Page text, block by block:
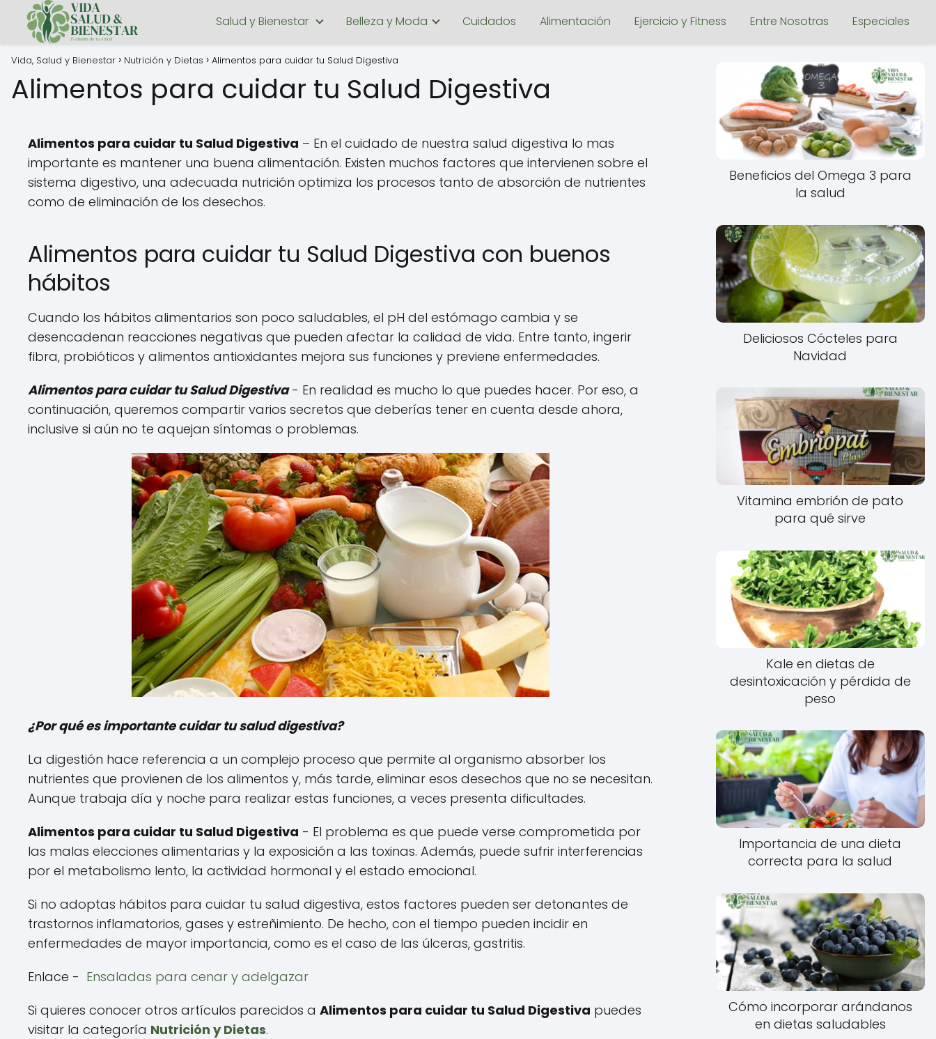
Salud y Bienestar Belleza y Moda Cuidados Alimentación Ejercicio y Fitness Entre Nosotras Especiales
Vida, Salud y Bienestar Nutrición y Dietas Alimentos para cuidar tu Salud Digestiva
Alimentos para cuidar tu Salud Digestiva
Alimentos para cuidar tu Salud Digestiva – En el cuidado de nuestra salud digestiva lo mas
importante es mantener una buena alimentación. Existen muchos factores que intervienen sobre el
sistema digestivo, una adecuada nutrición optimiza los procesos tanto de absorción de nutrientes
como de eliminación de los desechos.
Alimentos para cuidar tu Salud Digestiva con buenos
hábitos
Cuando los hábitos alimentarios son poco saludables, el pH del estómago cambia y se
desencadenan reacciones negativas que pueden afectar la calidad de vida. Entre tanto, ingerir
fibra, probióticos y alimentos antioxidantes mejora sus funciones y previene enfermedades.
Alimentos para cuidar tu Salud Digestiva- En realidad es mucho lo que puedes hacer. Por eso, a
continuación, queremos compartir varios secretos que deberías tener en cuenta desde ahora,
inclusive si aún no te aquejan síntomas o problemas.
¿Por qué es importante cuidar tu salud digestiva?
La digestión hace referencia a un complejo proceso que permite al organismo absorber los
nutrientes que provienen de los alimentos y, más tarde, eliminar esos desechos que no se necesitan.
Aunque trabaja día y noche para realizar estas funciones, a veces presenta dificultades.
Alimentos para cuidar tu Salud Digestiva - El problema es que puede verse comprometida por
las malas elecciones alimentarias y la exposición a las toxinas. Además, puede sufrir interferencias
por el metabolismo lento, la actividad hormonal y el estado emocional.
Si no adoptas hábitos para cuidar tu salud digestiva, estos factores pueden ser detonantes de
trastornos inflamatorios, gases y estreñimiento. De hecho, con el tiempo pueden incidir en
enfermedades de mayor importancia, como es el caso de las úlceras, gastritis.
Enlace - Ensaladas para cenar y adelgazar
Si quieres conocer otros artículos parecidos a Alimentos para cuidar tu Salud Digestiva puedes
visitar la categoría Nutrición y Dietas.
Beneficios del Omega 3 para
la salud
Deliciosos Cócteles para
Navidad
Vitamina embrión de pato
para qué sirve
Kale en dietas de
desintoxicación y pérdida de
peso
Importancia de una dieta
correcta para la salud
Cómo incorporar arándanos
en dietas saludables